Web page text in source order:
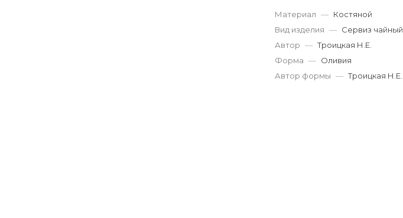
Материал — Костяной
Вид изделия — Сервиз чайный
Автор — Троицкая Н.Е.
Форма — Оливия
Автор формы — Троицкая Н.Е.